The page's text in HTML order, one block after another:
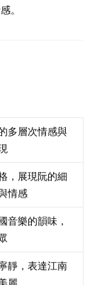
。
多層次情感與
，展現阮的細
情感
音樂的韻味，
靜，表達江南